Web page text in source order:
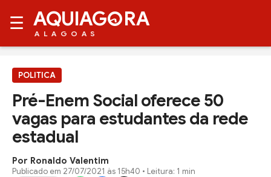
☰ AQUIAG RA
ALAGOAS
POLITICA
Pré-Enem Social oferece 50
vagas para estudantes da rede
estadual
Por Ronaldo Valentim
Publicado em 27/07/2021 às 15h40 • Leitura: 1 min